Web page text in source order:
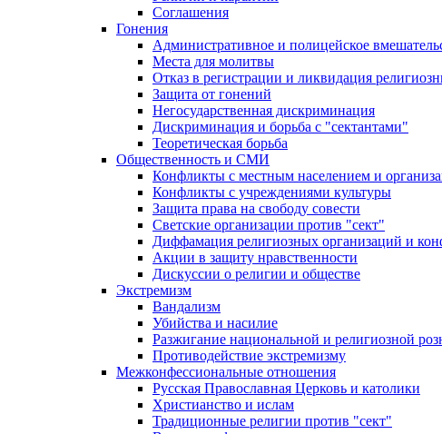
Соглашения
Гонения
Административное и полицейское
Места для молитвы
Отказ в регистрации и ликвидация
Защита от гонений
Негосударственная дискриминация
Дискриминация и борьба с "сектантами"
Теоретическая борьба
Общественность и СМИ
Конфликты с местным населением и
Конфликты с учреждениями культуры
Защита права на свободу совести
Светские организации против "сект"
Диффамация религиозных организаций и
Акции в защиту нравственности
Дискуссии о религии и обществе
Экстремизм
Вандализм
Убийства и насилие
Разжигание национальной и религиозной
Противодействие экстремизму
Межконфессиональные отношения
Русская Православная Церковь и католики
Христианство и ислам
Традиционные религии против "сект"